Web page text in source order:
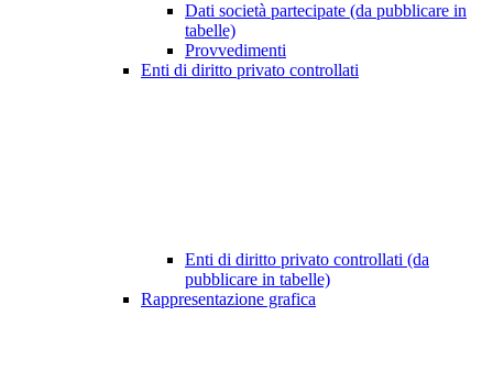
Dati società partecipate (da pubblicare in
tabelle)
Provvedimenti
Enti di diritto privato controllati
Enti di diritto privato controllati (da
pubblicare in tabelle)
Rappresentazione grafica